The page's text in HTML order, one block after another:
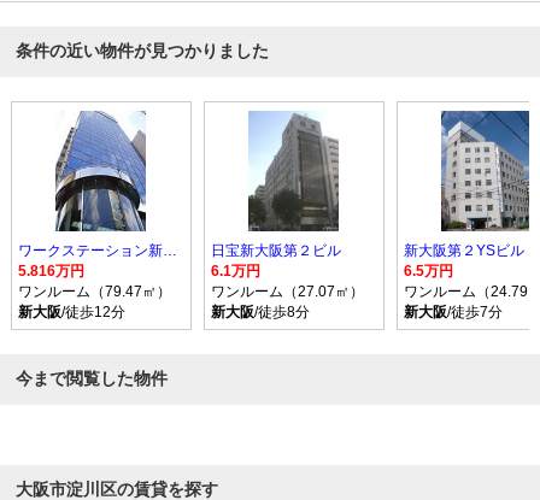
条件の近い物件が見つかりました
ワークステーション新大阪
5.816万円
ワンルーム（79.47㎡）
新大阪/徒歩12分
日宝新大阪第２ビル
6.1万円
ワンルーム（27.07㎡）
新大阪/徒歩8分
新大阪第２YSビル
6.5万円
ワンルーム（24.79
新大阪/徒歩7分
今まで閲覧した物件
大阪市淀川区の賃貸を探す